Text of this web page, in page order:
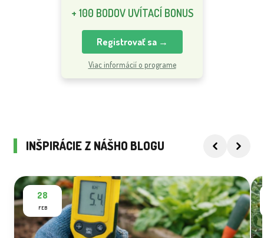
+ 100 BODOV UVÍTACÍ BONUS
Registrovať sa →
Viac informácií o programe
INŠPIRÁCIE Z NÁŠHO BLOGU
28
FEB